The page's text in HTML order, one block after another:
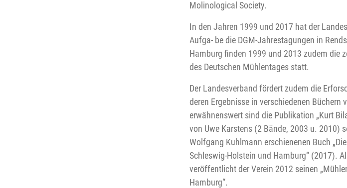
Molinological Society.
In den Jahren 1999 und 2017 hat der
Aufga- be die DGM-Jahrestagungen in
Hamburg finden 1999 und 2013 zudem die
des Deutschen Mühlentages statt.
Der Landesverband fördert zudem die
deren Ergebnisse in verschiedenen
erwähnenswert sind die Publikation „Kurt
von Uwe Karstens (2 Bände, 2003 u. 2010)
Wolfgang Kuhlmann erschienenen Buch
Schleswig-Holstein und Hamburg“ (2017).
veröffentlicht der Verein 2012 seinen
Hamburg“.